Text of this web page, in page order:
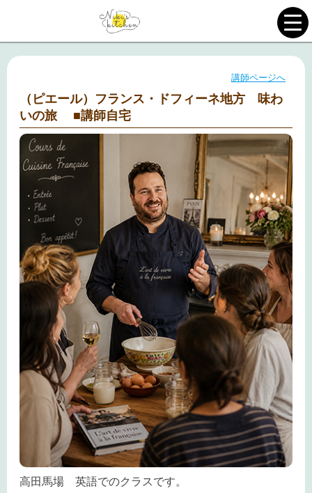
講師ページへ
（ピエール）フランス・ドフィーネ地方 味わ
いの旅 ■講師自宅
高田馬場 英語でのクラスです。